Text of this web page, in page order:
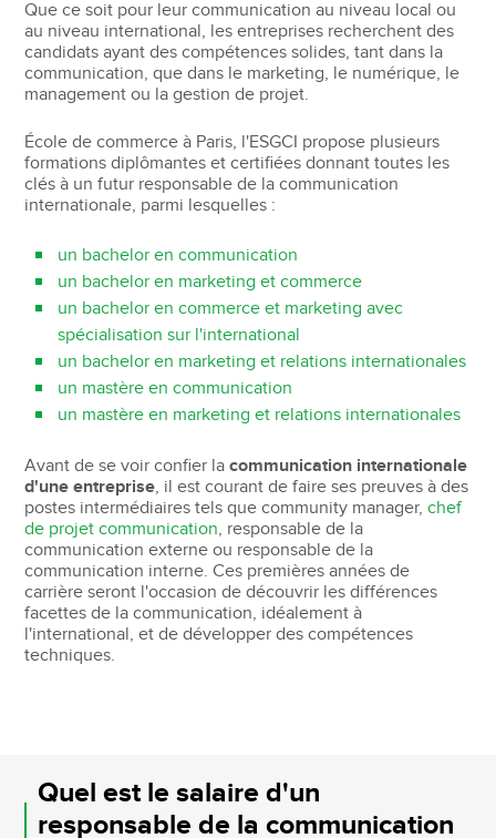
Que ce soit pour leur communication au niveau local ou
au niveau international, les entreprises recherchent des
candidats ayant des compétences solides, tant dans la
communication, que dans le marketing, le numérique, le
management ou la gestion de projet.
École de commerce à Paris, l'ESGCI propose plusieurs
formations diplômantes et certifiées donnant toutes les
clés à un futur responsable de la communication
internationale, parmi lesquelles :
un bachelor en communication
un bachelor en marketing et commerce
un bachelor en commerce et marketing avec
spécialisation sur l'international
un bachelor en marketing et relations internationales
un mastère en communication
un mastère en marketing et relations internationales
Avant de se voir confier lacommunication internationale
d'une entreprise, il est courant de faire ses preuves à des
postes intermédiaires tels que community manager,chef
de projet communication, responsable de la
communication externe ou responsable de la
communication interne. Ces premières années de
carrière seront l'occasion de découvrir les différences
facettes de la communication, idéalement à
l'international, et de développer des compétences
techniques.
Quel est le salaire d'un
responsable de la communication